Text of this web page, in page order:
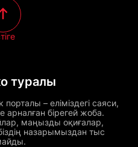
туралы
– еліміздегі саяси,
арналған бірегей жоба.
маңызды оқиғалар,
назарымыздан тыс